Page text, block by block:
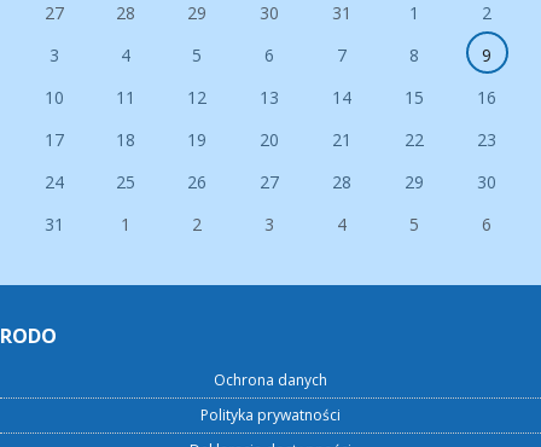
27 28 29 30 31 1
2
3
4 5 6 7 8
9
10
11 12 13 14 15
16
17
18 19 20 21 22
23
24
25 26 27 28 29
30
31
1 2 3 4 5 6
RODO
Ochrona danych
Polityka prywatności